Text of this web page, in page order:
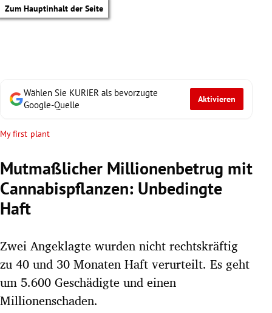
Zum Hauptinhalt der Seite
Untermenü
Untermenü
Wählen Sie KURIER als bevorzugte
Google-Quelle
Aktivieren
My first plant
Mutmaßlicher Millionenbetrug mit
Cannabispflanzen: Unbedingte
Haft
Zwei Angeklagte wurden nicht rechtskräftig
zu 40 und 30 Monaten Haft verurteilt. Es geht
um 5.600 Geschädigte und einen
Millionenschaden.